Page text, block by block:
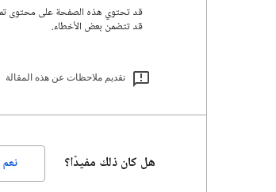
قد تتضمن بعض الأخطاء.
تقديم ملاحظات عن هذه المقالة
هل كان ذلك مفيدًا؟ نعم